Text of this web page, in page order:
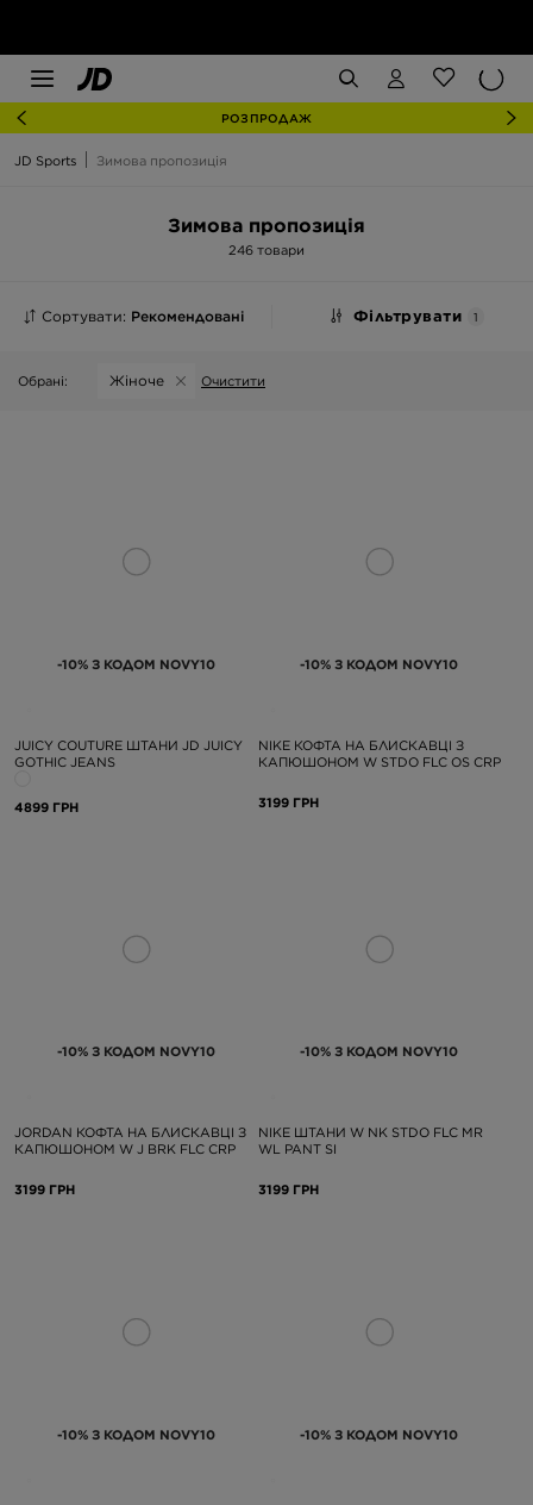
РОЗПРОДАЖ
JD Sports Зимова пропозиція
Зимова пропозиція
246 товари
Сортувати: Рекомендовані Фільтрувати 1
Обрані: Жіноче Очистити
-10% З КОДОМ NOVY10
JUICY COUTURE ШТАНИ JD JUICY
GOTHIC JEANS
4899 ГРН
-10% З КОДОМ NOVY10
NIKE КОФТА НА БЛИСКАВЦІ З
КАПЮШОНОМ W STDO FLC OS CRP
3199 ГРН
-10% З КОДОМ NOVY10
JORDAN КОФТА НА БЛИСКАВЦІ З
КАПЮШОНОМ W J BRK FLC CRP
3199 ГРН
-10% З КОДОМ NOVY10
NIKE ШТАНИ W NK STDO FLC MR
WL PANT SI
3199 ГРН
-10% З КОДОМ NOVY10 -10% З КОДОМ NOVY10